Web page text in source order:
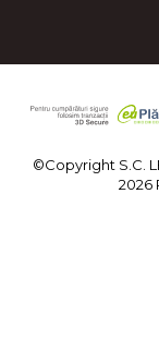
©Copyright S.C.
2026